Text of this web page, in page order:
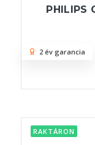
PHILIPS
2 év garancia
RAKTÁRON